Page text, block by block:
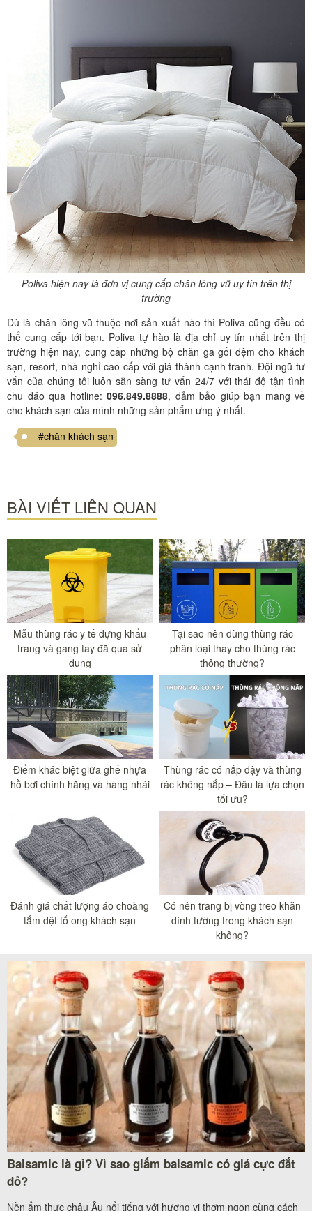
Poliva hiện nay là đơn vị cung cấp chăn lông vũ uy tín trên thị
trường
Dù là chăn lông vũ thuộc nơi sản xuất nào thì Poliva cũng đều có
thể cung cấp tới bạn. Poliva tự hào là địa chỉ uy tín nhất trên thị
trường hiện nay, cung cấp những bộ chăn ga gối đệm cho khách
sạn, resort, nhà nghỉ cao cấp với giá thành cạnh tranh. Đội ngũ tư
vấn của chúng tôi luôn sẵn sàng tư vấn 24/7 với thái độ tận tình
chu đáo qua hotline: 096.849.8888, đảm bảo giúp bạn mang về
cho khách sạn của mình những sản phẩm ưng ý nhất.
#chăn khách sạn
BÀI VIẾT LIÊN QUAN
Mẫu thùng rác y tế đựng khẩu
trang và gang tay đã qua sử
dụng
Tại sao nên dùng thùng rác
phân loại thay cho thùng rác
thông thường?
Điểm khác biệt giữa ghế nhựa
hồ bơi chính hãng và hàng nhái
Thùng rác có nắp đậy và thùng
rác không nắp – Đâu là lựa chọn
tối ưu?
Đánh giá chất lượng áo choàng
tắm dệt tổ ong khách sạn
Có nên trang bị vòng treo khăn
dính tường trong khách sạn
không?
Balsamic là gì? Vì sao giấm balsamic có giá cực đắt
đỏ?
Nền ẩm thực châu Âu nổi tiếng với hương vị thơm ngon cùng cách